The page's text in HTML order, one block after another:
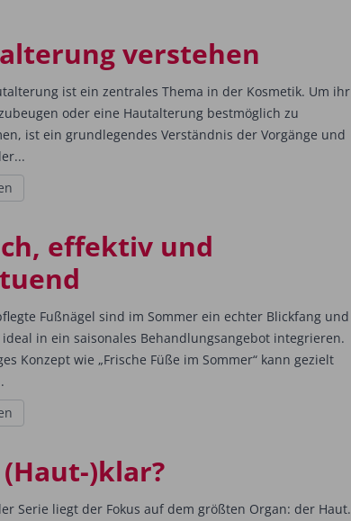
verstehen
ist ein zentrales Thema in der Kosmetik. Um ihr
oder eine Hautalterung bestmöglich zu
ist ein grundlegendes Verständnis der Vorgänge und
effektiv und
Fußnägel sind im Sommer ein echter Blickfang und
ideal in ein saisonales Behandlungsangebot integrieren.
Konzept wie „Frische Füße im Sommer“ kann gezielt
)klar?
Serie liegt der Fokus auf dem größten Organ: der Haut.